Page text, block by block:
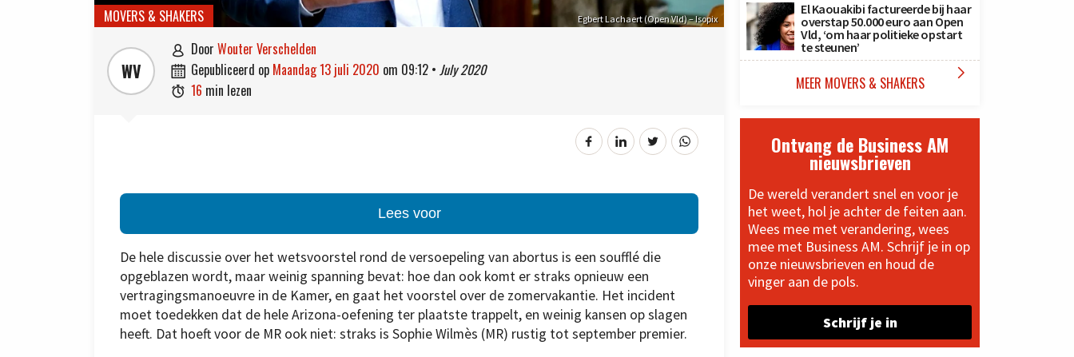
Egbert Lachaert (Open Vld) – Isopix
MOVERS & SHAKERS
WV
 door Wouter Verschelden
 gepubliceerd op maandag 13 juli 2020 om 09:12 • July 2020
 16 min lezen
Lees voor
De hele discussie over het wetsvoorstel rond de versoepeling van abortus is een soufflé die
opgeblazen wordt, maar weinig spanning bevat: hoe dan ook komt er straks opnieuw een
vertragingsmanoeuvre in de Kamer, en gaat het voorstel over de zomervakantie. Het incident
moet toedekken dat de hele Arizona-oefening ter plaatste trappelt, en weinig kansen op slagen
heeft. Dat hoeft voor de MR ook niet: straks is Sophie Wilmès (MR) rustig tot september premier.
El Kaouakibi factureerde bij haar
overstap 50.000 euro aan Open
Vld, ‘om haar politieke opstart
te steunen’
MEER MOVERS & SHAKERS 
Ontvang de Business AM
nieuwsbrieven
De wereld verandert snel en voor je
het weet, hol je achter de feiten aan.
Wees mee met verandering, wees
mee met Business AM. Schrijf je in op
onze nieuwsbrieven en houd de
vinger aan de pols.
Schrijf je in